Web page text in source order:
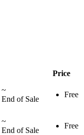
Price
~
End of Sale
Free
~
End of Sale
Free